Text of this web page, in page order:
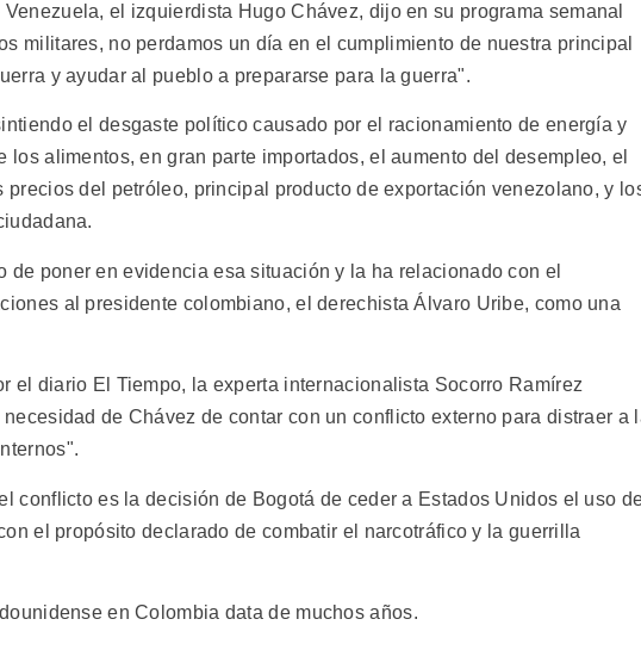
el izquierdista Hugo Chávez, dijo en su programa semanal
militares, no perdamos un día en el cumplimiento de nuestra principal
y ayudar al pueblo a prepararse para la guerra".
el desgaste político causado por el racionamiento de energía y
los alimentos, en gran parte importados, el aumento del desempleo, el
precios del petróleo, principal producto de exportación venezolano, y
de poner en evidencia esa situación y la ha relacionado con el
al presidente colombiano, el derechista Álvaro Uribe, como una
el diario El Tiempo, la experta internacionalista Socorro Ramírez
de Chávez de contar con un conflicto externo para distraer a
conflicto es la decisión de Bogotá de ceder a Estados Unidos el uso
el propósito declarado de combatir el narcotráfico y la guerrilla
en Colombia data de muchos años.